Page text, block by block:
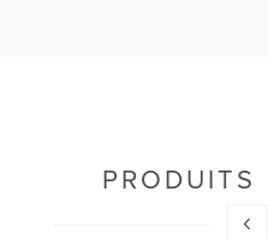
PRODUITS